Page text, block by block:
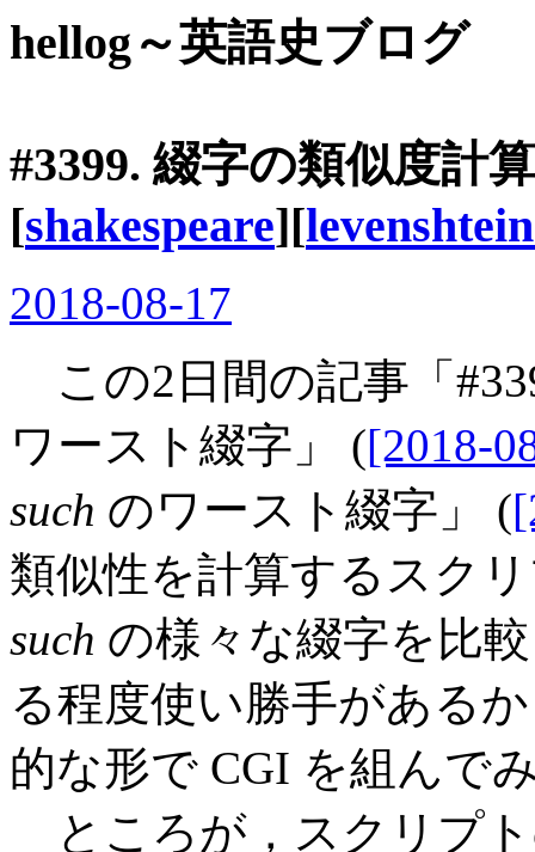
hellog～英語史ブログ
#3399. 綴字の類似度計
[shakespeare][
2018-08-17
この2日間の記事「
ワースト綴字」 ([2018-
such のワースト綴字」 (
類似性を計算するスク
such の様々な綴字を比
る程度使い勝手がある
的な形で CGI を組んで
ところが，スクリプ